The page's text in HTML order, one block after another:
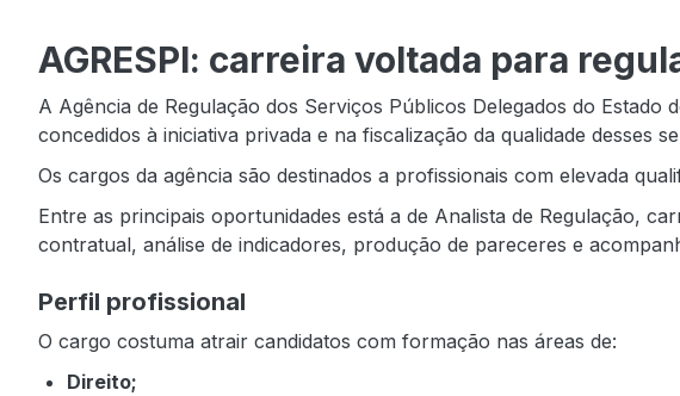
AGRESPI: carreira voltada para
A Agência de Regulação dos Serviços Públicos Delegados do
concedidos à iniciativa privada e na fiscalização da qualidade desses
Os cargos da agência são destinados a profissionais com elevada
Entre as principais oportunidades está a de Analista de Regulação,
contratual, análise de indicadores, produção de pareceres e
Perfil profissional
O cargo costuma atrair candidatos com formação nas áreas de:
Direito;